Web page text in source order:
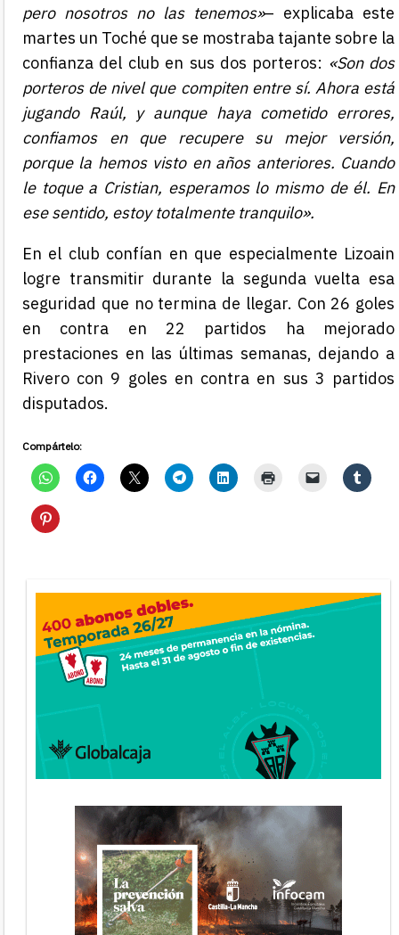
pero nosotros no las tenemos»– explicaba este
martes un Toché que se mostraba tajante sobre la
confianza del club en sus dos porteros: «Son dos
porteros de nivel que compiten entre sí. Ahora está
jugando Raúl, y aunque haya cometido errores,
confiamos en que recupere su mejor versión,
porque la hemos visto en años anteriores. Cuando
le toque a Cristian, esperamos lo mismo de él. En
ese sentido, estoy totalmente tranquilo».
En el club confían en que especialmente Lizoain
logre transmitir durante la segunda vuelta esa
seguridad que no termina de llegar. Con 26 goles
en contra en 22 partidos ha mejorado
prestaciones en las últimas semanas, dejando a
Rivero con 9 goles en contra en sus 3 partidos
disputados.
Compártelo: